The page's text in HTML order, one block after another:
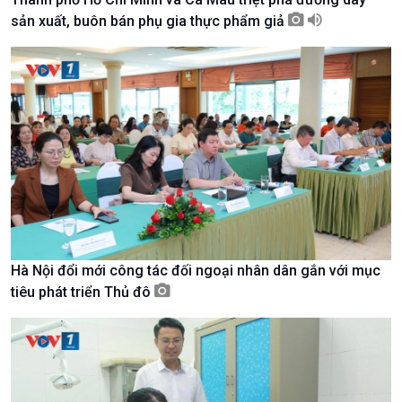
Kinh tế
Tin Kinh tế
Trước giờ mở cửa
Dòng chảy Kinh tế
Sức sống hàng Việt
Khởi nghiệp
Tuyên chiến với gian lận
thương mại
Nông nghiệp & Biển đảo
Tin Nông nghiệp & Biển
đảo
Biển đảo Việt Nam
Tâm tình biên giới và hải
đảo
Tìm hiểu biển, đảo Việt
sản xuất, buôn bán phụ gia thực phẩm giả
Hà Nội đổi mới công tác đối ngoại nhân dân gắn với mục
tiêu phát triển Thủ đô